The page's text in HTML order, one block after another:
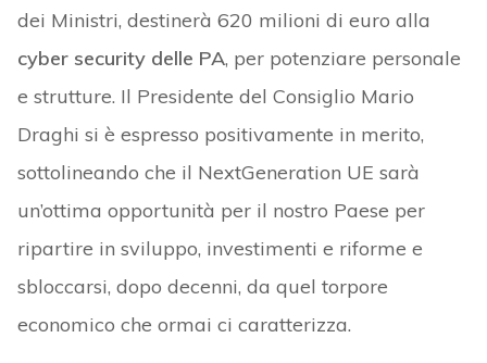
dei Ministri, destinerà 620 milioni di euro alla
cyber security delle PA, per potenziare personale
e strutture. Il Presidente del Consiglio Mario
Draghi si è espresso positivamente in merito,
sottolineando che il NextGeneration UE sarà
un’ottima opportunità per il nostro Paese per
ripartire in sviluppo, investimenti e riforme e
sbloccarsi, dopo decenni, da quel torpore
economico che ormai ci caratterizza.